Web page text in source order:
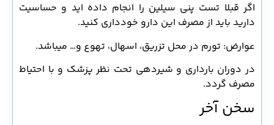
اگر قبلا تست پنی سیلین را انجام داده اید و حساسیت
دارید باید از مصرف این دارو خودداری کنید.
عوارض: تورم در محل تزریق، اسهال، تهوع و… میباشد.
در دوران بارداری و شیردهی تحت نظر پزشک و با احتیاط
مصرف گردد.
سخن آخر